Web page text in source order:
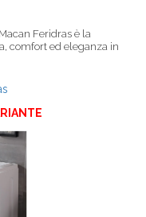
Feridras è la
comfort ed eleganza in